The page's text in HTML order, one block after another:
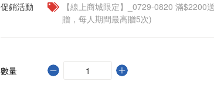
促銷活動
【線上商城限定】_0729-0820 滿$2200
贈，每人期間最高贈5次)
數量